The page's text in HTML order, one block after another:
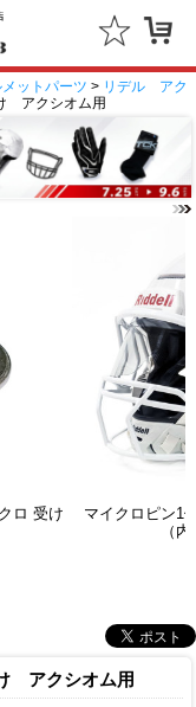
ットパーツ > リデル アク
アクシオム用
ロ 受け
マイクロピン1
（
アクシオム用